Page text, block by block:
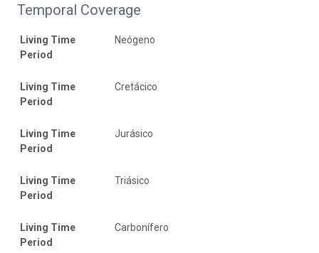
Temporal Coverage
Living Time
Period
Neógeno
Living Time
Period
Cretácico
Living Time
Period
Jurásico
Living Time
Period
Triásico
Living Time
Period
Carbonífero